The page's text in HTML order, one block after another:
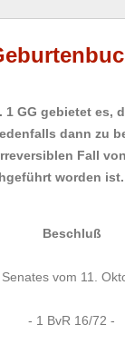
1 GG gebietet
dann zu
Fall
worden ist.
Beschluß
vom 11.
- 1 BvR 16/72 -